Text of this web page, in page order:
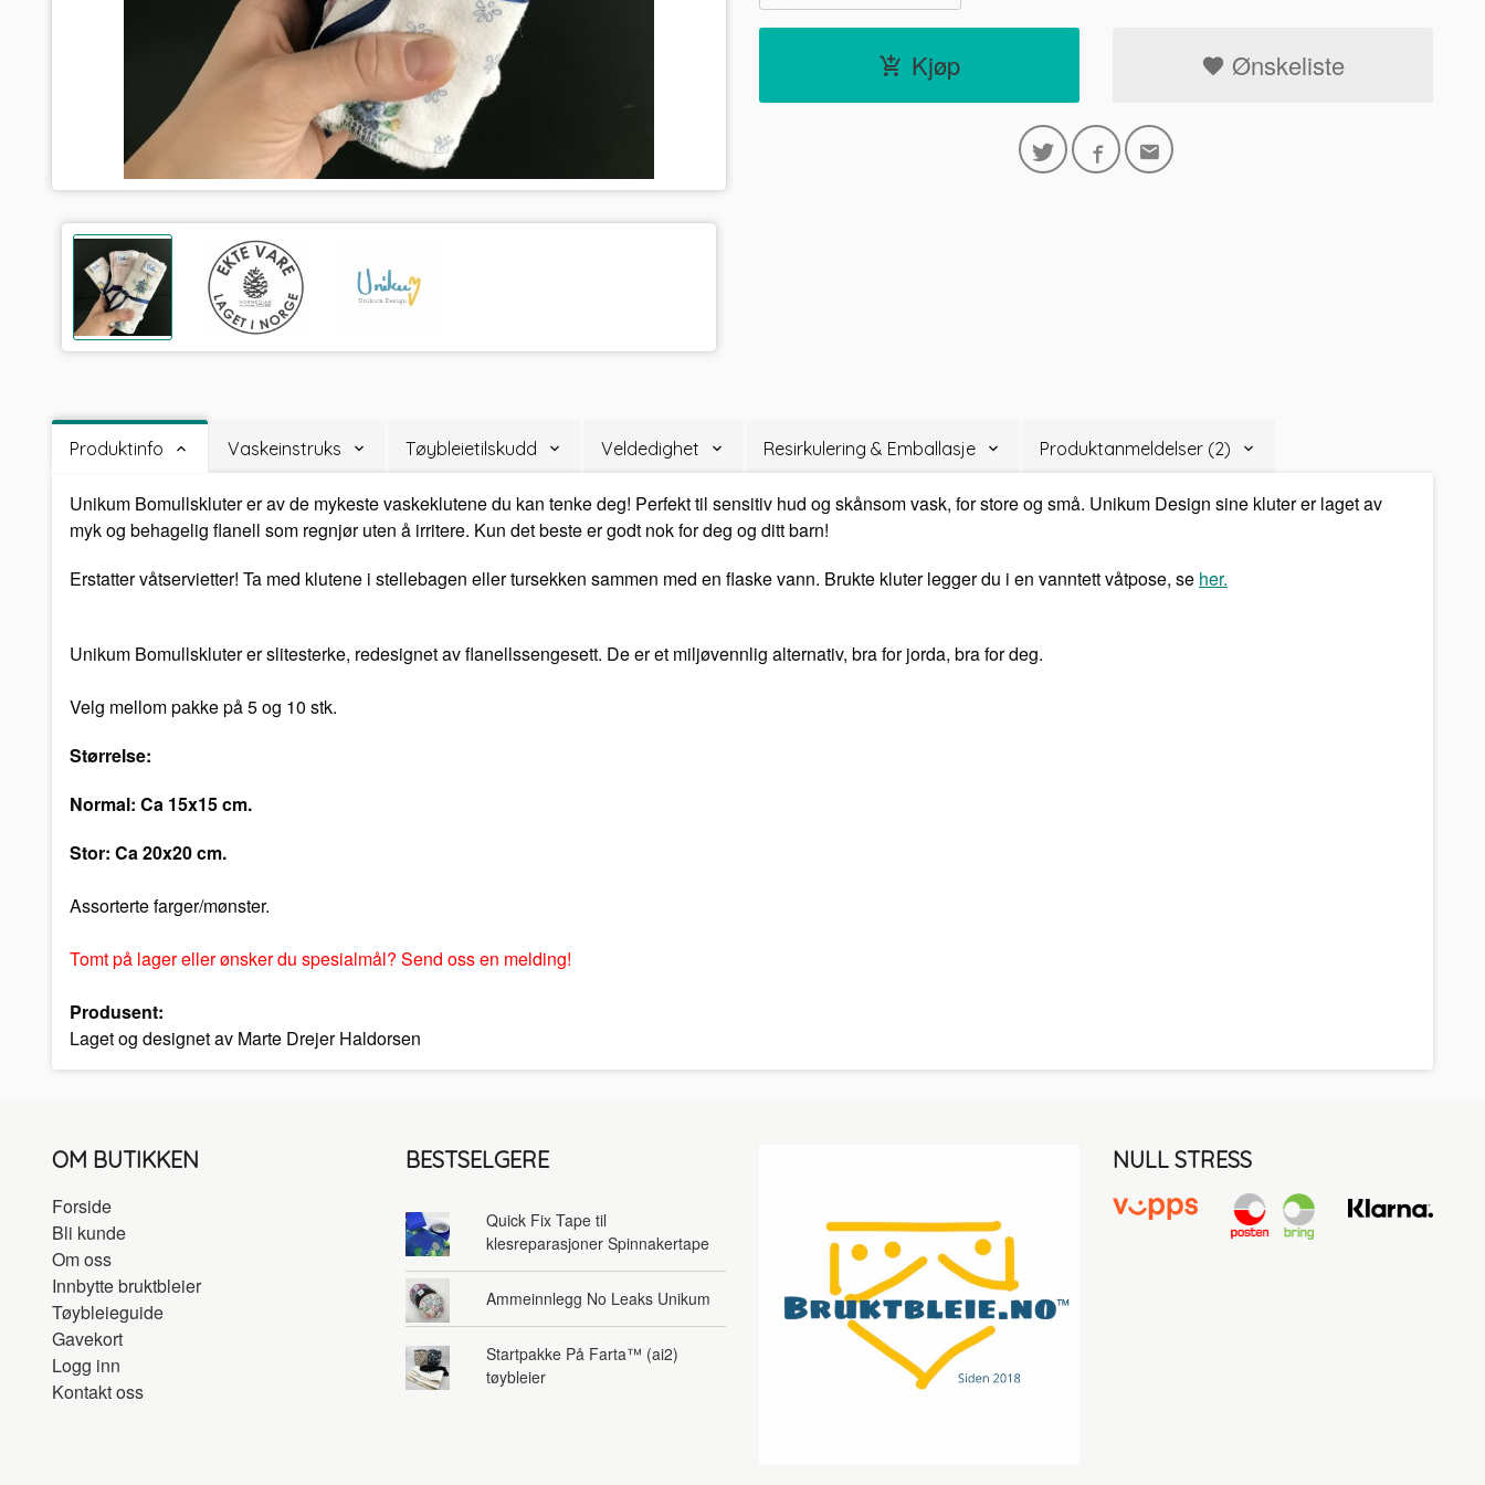
Kjøp Ønskeliste
Produktinfo Vaskeinstruks Tøybleietilskudd Veldedighet Resirkulering & Emballasje Produktanmeldelser (2)
Unikum Bomullskluter er av de mykeste vaskeklutene du kan tenke deg! Perfekt til sensitiv hud og skånsom vask, for store og små. Unikum Design sine kluter er laget av
myk og behagelig flanell som regnjør uten å irritere. Kun det beste er godt nok for deg og ditt barn!
Erstatter våtservietter! Ta med klutene i stellebagen eller tursekken sammen med en flaske vann. Brukte kluter legger du i en vanntett våtpose, se her.
Unikum Bomullskluter er slitesterke, redesignet av flanellssengesett. De er et miljøvennlig alternativ, bra for jorda, bra for deg.
Velg mellom pakke på 5 og 10 stk.
Størrelse:
Normal: Ca 15x15 cm.
Stor: Ca 20x20 cm.
Assorterte farger/mønster.
Tomt på lager eller ønsker du spesialmål? Send oss en melding!
Produsent:
Laget og designet av Marte Drejer Haldorsen
OM BUTIKKEN
Forside
Bli kunde
Om oss
Innbytte bruktbleier
Tøybleieguide
Gavekort
Logg inn
Kontakt oss
BESTSELGERE
Quick Fix Tape til
klesreparasjoner Spinnakertape
Ammeinnlegg No Leaks Unikum
Startpakke På Farta™ (ai2)
tøybleier
NULL STRESS